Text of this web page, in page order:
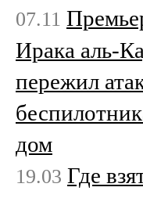
07.11
Ирака аль-
пережил
дом
19.03 Где